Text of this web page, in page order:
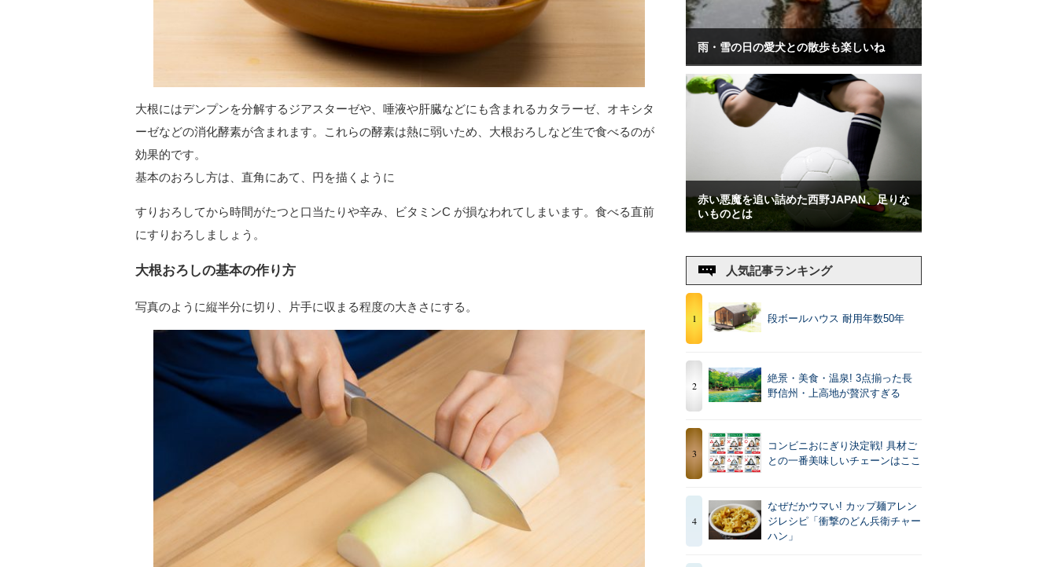
大根にはデンプンを分解するジアスターゼや、唾液や肝臓などにも含まれるカタラーゼ、オキシタ
ーゼなどの消化酵素が含まれます。これらの酵素は熱に弱いため、大根おろしなど生で食べるのが
効果的です。
基本のおろし方は、直角にあて、円を描くように
すりおろしてから時間がたつと口当たりや辛み、ビタミンC が損なわれてしまいます。食べる直前
にすりおろしましょう。
大根おろしの基本の作り方
写真のように縦半分に切り、片手に収まる程度の大きさにする。
雨・雪の日の愛犬との散歩も楽しいね
赤い悪魔を追い詰めた西野JAPAN、足りな
いものとは
人気記事ランキング
1 段ボールハウス 耐用年数50年
2
絶景・美食・温泉! 3点揃った長
野信州・上高地が贅沢すぎる
3
コンビニおにぎり決定戦! 具材ご
との一番美味しいチェーンはここ
4
なぜだかウマい! カップ麺アレン
ジレシピ「衝撃のどん兵衛チャー
ハン」